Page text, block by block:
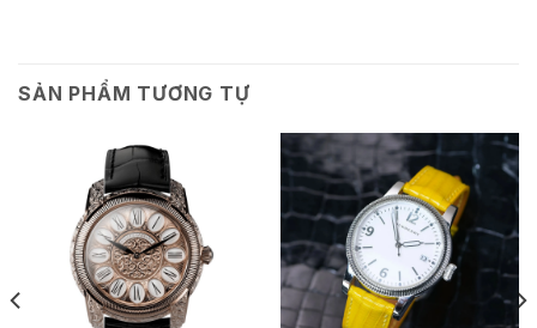
SẢN PHẨM TƯƠNG TỰ